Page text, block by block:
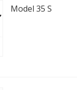
Model 35 S